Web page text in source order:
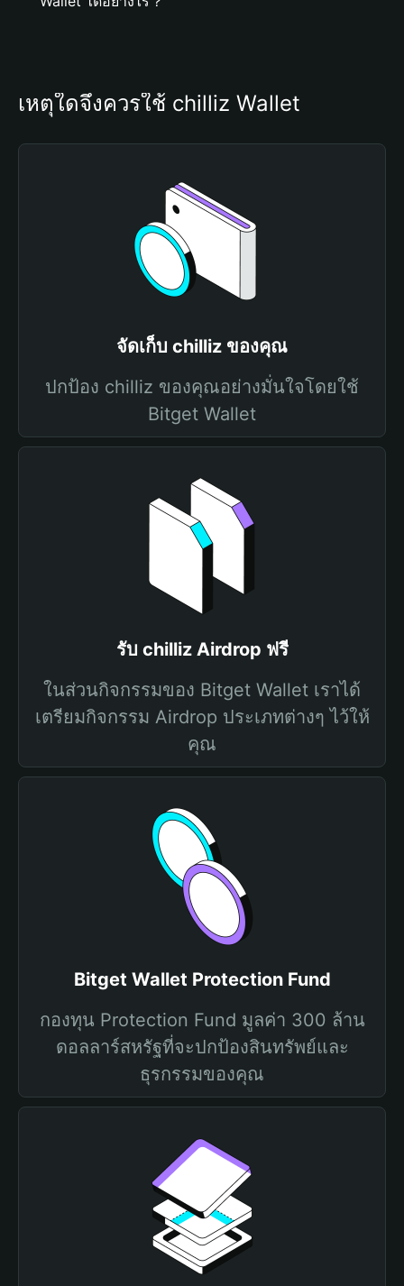
เหตุใดจึงควรใช้ chilliz Wallet
จัดเก็บ chilliz ของคุณ
ปกป้อง chilliz ของคุณอย่างมั่นใจโดยใช้
Bitget Wallet
รับ chilliz Airdrop ฟรี
ในส่วนกิจกรรมของ Bitget Wallet เราได้
เตรียมกิจกรรม Airdrop ประเภทต่างๆ ไว้ให้
คุณ
Bitget Wallet Protection Fund
กองทุน Protection Fund มูลค่า 300 ล้าน
ดอลลาร์สหรัฐที่จะปกป้องสินทรัพย์และ
ธุรกรรมของคุณ